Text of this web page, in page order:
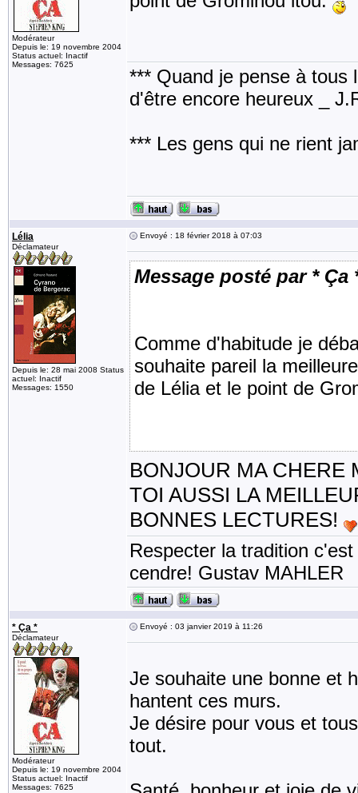
Modérateur
Depuis le: 19 novembre 2004
Status actuel: Inactif
Messages: 7625
*** Quand je pense à tous
d'être encore heureux _
*** Les gens qui ne rient
Lélia
Déclamateur
Depuis le: 28 mai 2008 Status
actuel: Inactif
Messages: 1550
Envoyé : 18 février 2018 à 07:03
Message posté par * Ça
Comme d'habitude je
souhaite pareil la
de Lélia et le point de
BONJOUR MA CHERE
TOI AUSSI LA
BONNES LECTURES!
Respecter la tradition
cendre! Gustav MAHLER
* Ça *
Déclamateur
Modérateur
Depuis le: 19 novembre 2004
Status actuel: Inactif
Messages: 7625
Envoyé : 03 janvier 2019 à 11:26
Je souhaite une bonne et
hantent ces murs.
Je désire pour vous et
tout.